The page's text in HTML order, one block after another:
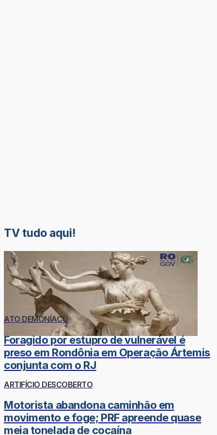
TV tudo aqui!
ATO DEMONÍACO
Foragido por estupro de vulnerável é
preso em Rondônia em Operação Ártemis
conjunta com o RJ
ARTIFÍCIO DESCOBERTO
Motorista abandona caminhão em
movimento e foge; PRF apreende quase
meia tonelada de cocaína